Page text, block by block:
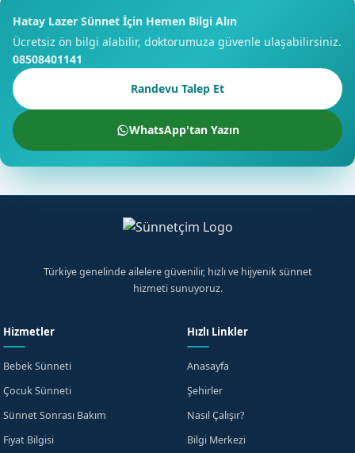
Hatay Lazer Sünnet İçin Hemen Bilgi Alın
Ücretsiz ön bilgi alabilir, doktorumuza güvenle ulaşabilirsiniz.
08508401141
Randevu Talep Et
WhatsApp'tan Yazın
Türkiye genelinde ailelere güvenilir, hızlı ve hijyenik sünnet
hizmeti sunuyoruz.
Hizmetler
Bebek Sünneti
Çocuk Sünneti
Sünnet Sonrası Bakım
Fiyat Bilgisi
Hızlı Linkler
Anasayfa
Şehirler
Nasıl Çalışır?
Bilgi Merkezi